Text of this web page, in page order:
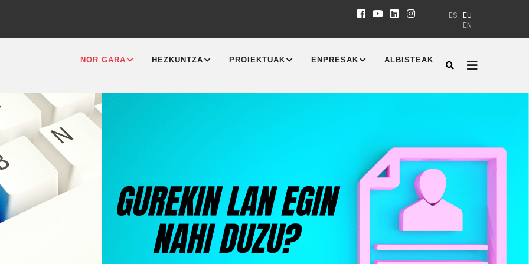
EU
ES
EN
NAVIGATION
NOR GARA HEZKUNTZA PROIEKTUAK ENPRESAK ALBISTEAK